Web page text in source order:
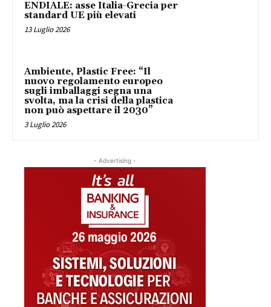
ENDIALE: asse Italia-Grecia per
standard UE più elevati
13 Luglio 2026
Ambiente, Plastic Free: “Il
nuovo regolamento europeo
sugli imballaggi segna una
svolta, ma la crisi della plastica
non può aspettare il 2030”
3 Luglio 2026
- Advertising -